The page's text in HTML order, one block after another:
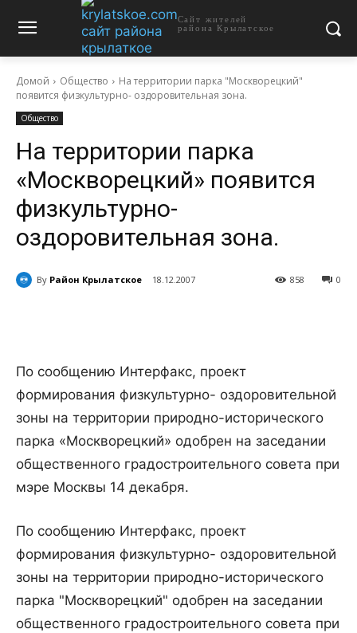
Сайт жителей
района Крылатское
Домой Общество
На территории парка "Москворецкий"
появится физкультурно- оздоровительная зона.
Общество
На территории парка
«Москворецкий» появится
физкультурно-
оздоровительная зона.
By Район Крылатское 18.12.2007 0
858
По сообщению Интерфакс, проект
формирования физкультурно- оздоровительной
зоны на территории природно-исторического
парка «Москворецкий» одобрен на заседании
общественного градостроительного совета при
мэре Москвы 14 декабря.
По сообщению Интерфакс, проект
формирования физкультурно- оздоровительной
зоны на территории природно-исторического
парка "Москворецкий" одобрен на заседании
общественного градостроительного совета при